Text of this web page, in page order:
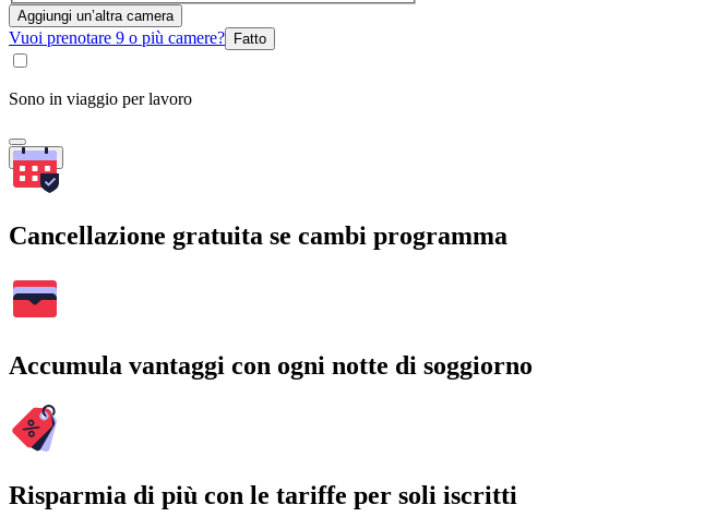
Aggiungi un’altra camera
Vuoi prenotare 9 o più camere? Fatto
Sono in viaggio per lavoro
Cerca
Cancellazione gratuita se cambi programma
Accumula vantaggi con ogni notte di soggiorno
Risparmia di più con le tariffe per soli iscritti